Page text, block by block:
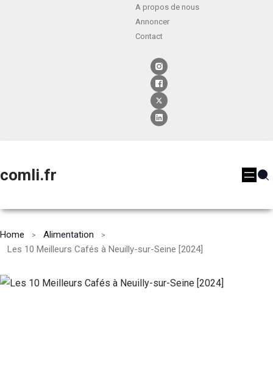
A propos de nous
Annoncer
Contact
comli.fr
Home
Alimentation
Les 10 Meilleurs Cafés à Neuilly-sur-Seine [2024]